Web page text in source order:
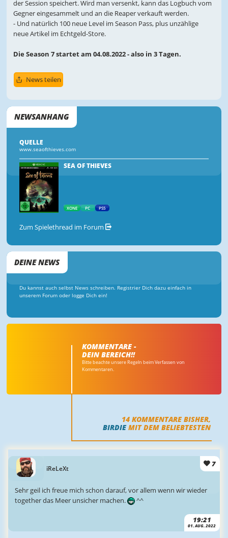
der Session speichert. Wird man versenkt, kann das Logbuch vom
Gegner eingesammelt und an die Reaper verkauft werden.
- Und natürlich 100 neue Level im Season Pass, plus unzählige
neue Artikel im Echtgeld-Store.
Die Season 7 startet am 04.08.2022 - also in 3 Tagen.
News teilen
NEWSANHANG
QUELLE
www.seaofthieves.com
SEA OF THIEVES
XONE PC PS5
Zum Spielethread im Forum
DEINE NEWS
Du kannst auch selbst News schreiben. Registrier Dich dazu einfach in
unserem Forum oder logge Dich ein!
KOMMENTARE -
DEIN BEREICH!!
Bitte beachte unsere Regeln beim Verfassen von
Kommentaren.
14 KOMMENTARE BISHER,
BIRDIEMIT DEM BELIEBTESTEN
iReLeXt
7
19:21
01. AUG. 2022
Sehr geil ich freue mich schon darauf, vor allem wenn wir wieder
together das Meer unsicher machen.
^^